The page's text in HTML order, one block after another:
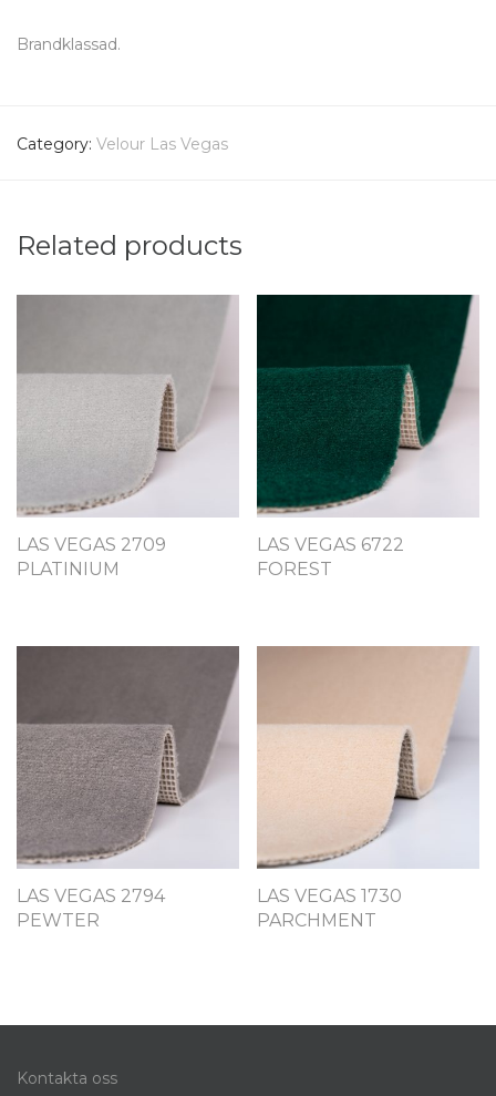
Brandklassad.
Category: Velour Las Vegas
Related products
LAS VEGAS 2709
PLATINIUM
LAS VEGAS 6722
FOREST
LAS VEGAS 2794
PEWTER
LAS VEGAS 1730
PARCHMENT
Kontakta oss